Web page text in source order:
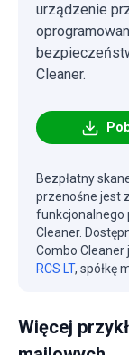
urządzenie
Cleaner.
Bezpłatny
przenośne jest
funkcjonalnego
Cleaner.
Combo
RCS LT, spółkę
Więcej